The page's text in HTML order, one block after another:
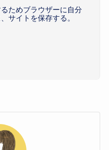
ためブラウザーに自分
サイトを保存する。